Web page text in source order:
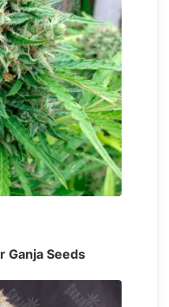
Ganja Seeds